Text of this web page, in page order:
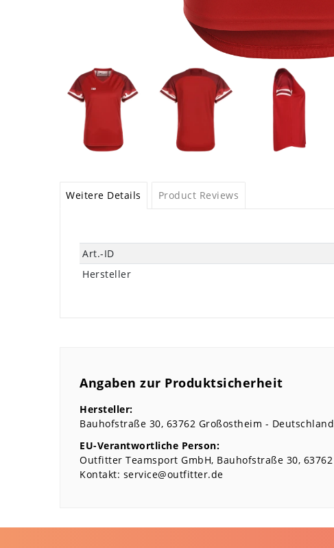
Weitere Details Product Reviews
Technisches
Merkmal
Wert
Art.-ID
Hersteller
Angaben zur Produktsicherheit
Hersteller:
Bauhofstraße 30 63762 Großostheim
Deutschland
EU-Verantwortliche Person:
Outfitter Teamsport GmbH Bauhofstraße 30 63762
Kontakt: service@outfitter.de